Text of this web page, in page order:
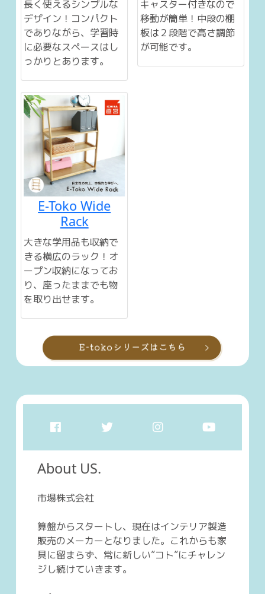
長く使えるシンプルな
デザイン！コンパクト
でありながら、学習時
に必要なスペースはし
っかりとあります。
キャスター付きなので
移動が簡単！中段の棚
板は２段階で高さ調節
が可能です。
E-Toko Wide
Rack
大きな学用品も収納で
きる横広のラック！オ
ープン収納になってお
り、座ったままでも物
About US.
市場株式会社
算盤からスタートし、現在はインテリア製造
販売のメーカーとなりました。これからも家
具に留まらず、常に新しい”コト”にチャレン
ジし続けていきます。